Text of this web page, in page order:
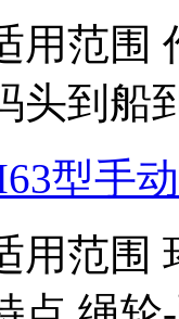
范围
头到船
型手
用范围